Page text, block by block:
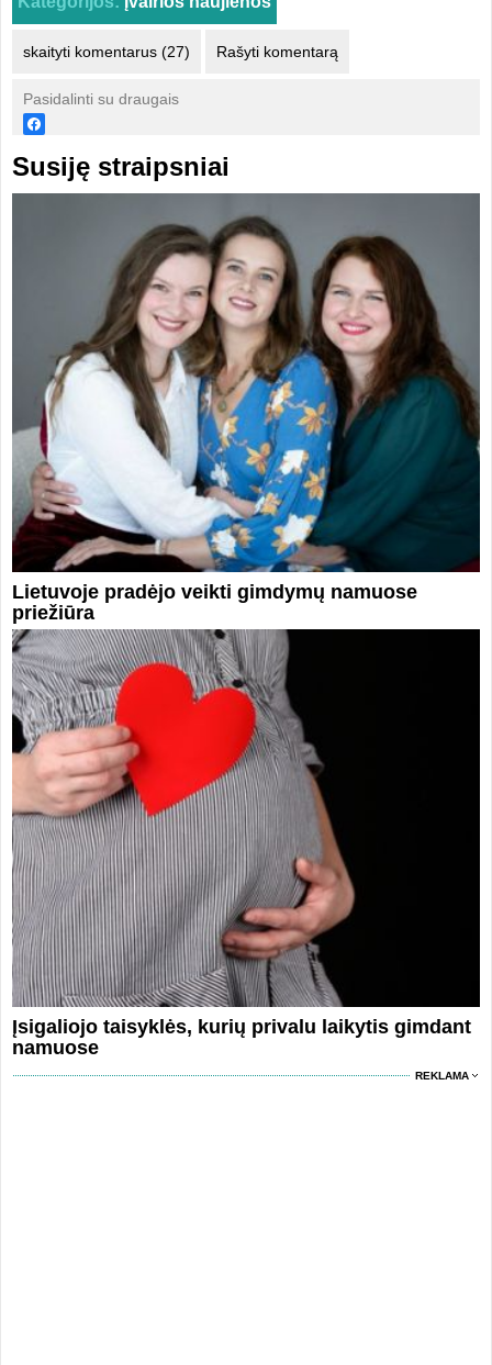
skaityti komentarus (27) Rašyti komentarą
Pasidalinti su draugais
Susiję straipsniai
Lietuvoje pradėjo veikti gimdymų namuose
priežiūra
Įsigaliojo taisyklės, kurių privalu laikytis gimdant
namuose
REKLAMA